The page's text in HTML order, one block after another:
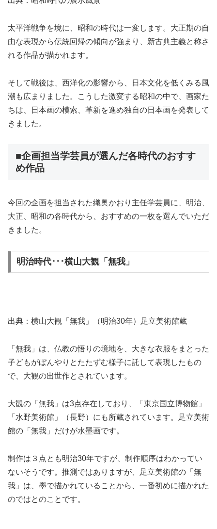
太平洋戦争を境に、昭和の時代は一変します。大正期の自
由な表現から伝統回帰の傾向が強まり、新古典主義と称さ
れる作品が描かれます。
そして戦後は、西洋化の影響から、日本文化を低くみる風
潮も広まりました。こうした激変する昭和の中で、画家た
ちは、日本画の模索、革新を進め独自の日本画を発表して
きました。
■企画担当学芸員が選んだ各時代のおすす
め作品
今回の企画を担当された織奥かおり主任学芸員に、明治、
大正、昭和の各時代から、おすすめの一枚を選んでいただ
きました。
明治時代･･･横山大観「無我」
出典：横山大観「無我」（明治30年）足立美術館蔵
「無我」は、仏教の悟りの境地を、大きな衣服をまとった
子どもがぼんやりとたたずむ様子に託して表現したもの
で、大観の出世作とされています。
大観の「無我」は3点存在しており、「東京国立博物館」
「水野美術館」（長野）にも所蔵されています。足立美術
館の「無我」だけが水墨画です。
制作は３点とも明治30年ですが、制作順序はわかってい
ないそうです。推測ではありますが、足立美術館の「無
我」は、墨で描かれていることから、一番初めに描かれた
のではとのことです。